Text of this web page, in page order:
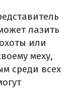
лазить
или
меху,
среди всех